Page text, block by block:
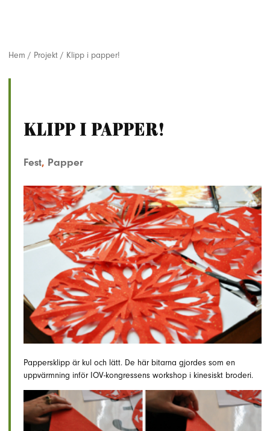
Hem / Projekt / Klipp i papper!
Klipp i papper!
Fest, Papper
Pappersklipp är kul och lätt. De här bitarna gjordes som en
uppvärmning inför IOV-kongressens workshop i kinesiskt broderi.